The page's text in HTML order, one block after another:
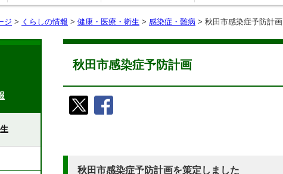
ジ > くらしの情報 > 健康・医療・衛生 > 感染症・難病 > 秋田市感染症予防計画
秋田市感染症予防計画
秋田市感染症予防計画を策定しました